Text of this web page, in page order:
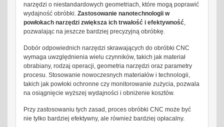
narzędzi o niestandardowych geometriach, które mogą poprawić
wydajność obróbki. Zastosowanie nanotechnologii w
powłokach narzędzi zwiększa ich trwałość i efektywność
pozwalając na jeszcze bardziej precyzyjną obróbkę.
Dobór odpowiednich narzędzi skrawających do obróbki CNC
wymaga uwzględnienia wielu czynników, takich jak materiał
obrabiany, rodzaj operacji, geometria narzędzi oraz parametry
procesu. Stosowanie nowoczesnych materiałów i technologii,
takich jak powłoki ochronne czy monitorowanie zużycia, pozwala
na osiągnięcie wyższej wydajności i obniżenie kosztów.
Przy zastosowaniu tych zasad, proces obróbki CNC może być
nie tylko bardziej efektywny, ale również bardziej opłacalny.